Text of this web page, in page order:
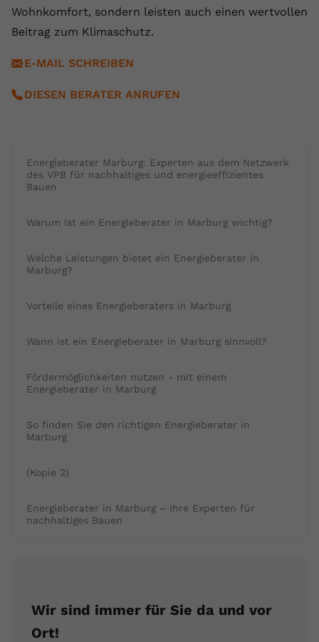
Energieberater Marburg: Experten aus dem Netzwerk
des VPB für nachhaltiges und energieeffizientes
Bauen
Warum ist ein Energieberater in Marburg wichtig?
Welche Leistungen bietet ein Energieberater in
Marburg?
Vorteile eines Energieberaters in Marburg
Wann ist ein Energieberater in Marburg sinnvoll?
Fördermöglichkeiten nutzen - mit einem
Energieberater in Marburg
So finden Sie den richtigen Energieberater in
Marburg
(Kopie 2)
Energieberater in Marburg – Ihre Experten für
nachhaltiges Bauen
Wir sind immer für Sie da und vor
Ort!
Wohnkomfort, sondern leisten auch einen wertvollen
Beitrag zum Klimaschutz.
E-MAIL SCHREIBEN
DIESEN BERATER ANRUFEN